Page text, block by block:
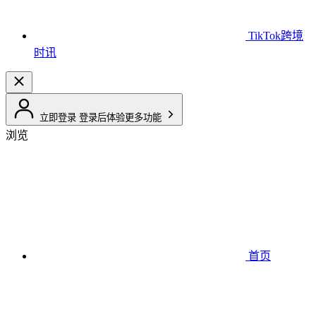
TikTok跨境
时讯
立即登录 登录后体验更多功能
浏览
首页